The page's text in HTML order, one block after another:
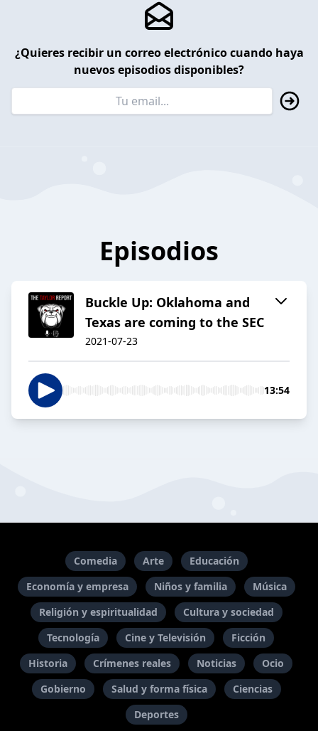
¿Quieres recibir un correo electrónico cuando haya
nuevos episodios disponibles?
Episodios
Buckle Up: Oklahoma and
Texas are coming to the SEC
2021-07-23
13:54
Comedia Arte
Educación
Economía y empresa
Niños y familia
Música
Religión y espiritualidad
Cultura y sociedad
Tecnología
Cine y Televisión
Ficción
Historia
Crímenes reales Noticias
Ocio
Gobierno
Salud y forma física
Ciencias
Deportes